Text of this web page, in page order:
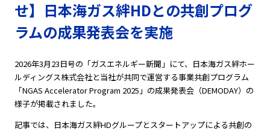
せ】日本海ガス絆HDとの共創プログ
ラムの成果発表会を実施
2026年3月23日号の「ガスエネルギー新聞」にて、日本海ガス絆ホー
ルディングス株式会社と当社が共同で運営する事業共創プログラム
「NGAS Accelerator Program 2025」の成果発表会（DEMODAY）の
様子が掲載されました。
記事では、日本海ガス絆HDグループとスタートアップによる共創の